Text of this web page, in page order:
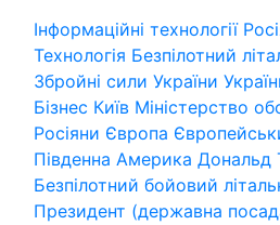
Інформаційні технології
Технологія Безпілотний
Збройні сили України
Бізнес Київ Міністерство
Росіяни Європа
Південна Америка Дональд
Безпілотний бойовий
Президент (державна